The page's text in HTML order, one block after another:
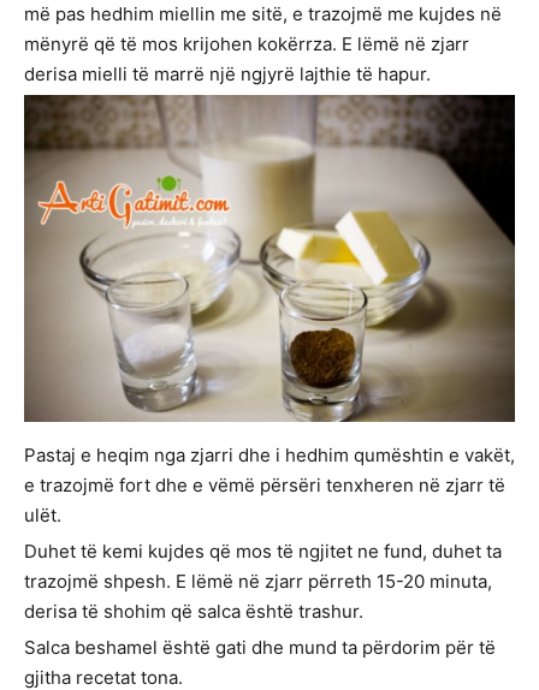
më pas hedhim miellin me sitë, e trazojmë me kujdes në
mënyrë që të mos krijohen kokërrza. E lëmë në zjarr
derisa mielli të marrë një ngjyrë lajthie të hapur.
Pastaj e heqim nga zjarri dhe i hedhim qumështin e vakët,
e trazojmë fort dhe e vëmë përsëri tenxheren në zjarr të
ulët.
Duhet të kemi kujdes që mos të ngjitet ne fund, duhet ta
trazojmë shpesh. E lëmë në zjarr përreth 15-20 minuta,
derisa të shohim që salca është trashur.
Salca beshamel është gati dhe mund ta përdorim për të
gjitha recetat tona.